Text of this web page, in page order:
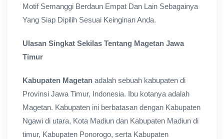
Motif Semanggi Berdaun Empat Dan Lain Sebagainya
Yang Siap Dipilih Sesuai Keinginan Anda.
Ulasan Singkat Sekilas Tentang Magetan Jawa
Timur
Kabupaten Magetan adalah sebuah kabupaten di
Provinsi Jawa Timur, Indonesia. Ibu kotanya adalah
Magetan. Kabupaten ini berbatasan dengan Kabupaten
Ngawi di utara, Kota Madiun dan Kabupaten Madiun di
timur, Kabupaten Ponorogo, serta Kabupaten